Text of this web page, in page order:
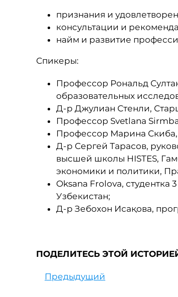
признания и
консультации и
найм и развитие
Спикеры:
Профессор Рональд
образовательных
Д-р Джулиан Стенли,
Профессор Svetlana
Профессор Марина Скиба,
Д-р Сергей Тарасов,
высшей школы HISTES,
экономики и политики,
Oksana Frolova,
Узбекистан;
Д-р Зебохон Исақова,
ПОДЕЛИТЕСЬ ЭТОЙ
Предыдущий